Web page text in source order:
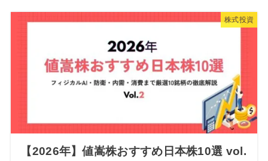
株式投資
【2026年】値嵩株おすすめ日本株10選 vol.